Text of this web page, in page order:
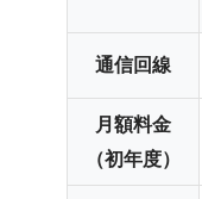
通信回線
月額料金
（初年度）